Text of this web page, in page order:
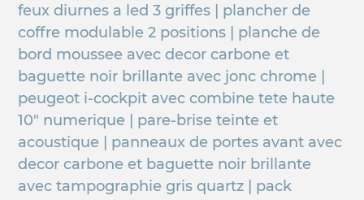
feux diurnes a led 3 griffes | plancher de
coffre modulable 2 positions | planche de
bord moussee avec decor carbone et
baguette noir brillante avec jonc chrome |
peugeot i-cockpit avec combine tete haute
10" numerique | pare-brise teinte et
acoustique | panneaux de portes avant avec
decor carbone et baguette noir brillante
avec tampographie gris quartz | pack